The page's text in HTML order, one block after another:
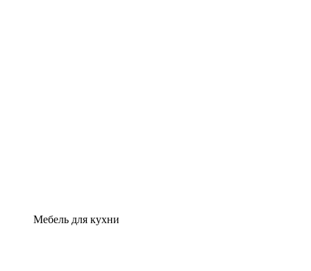
Мебель для кухни